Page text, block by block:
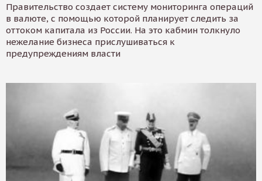
Правительство создает систему мониторинга операций
в валюте, с помощью которой планирует следить за
оттоком капитала из России. На это кабмин толкнуло
нежелание бизнеса прислушиваться к
предупреждениям власти